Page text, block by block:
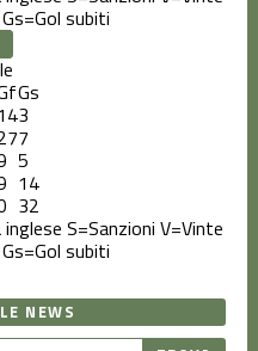
Gs=Gol subiti
Gs
3
7
5
14
32
S=Sanzioni V=Vinte
Gs=Gol subiti
NEWS